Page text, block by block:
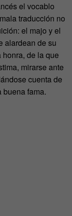
el vocablo
traducción no
el majo y el
alardean de su
de la que
mirarse ante
cuenta de
buena fama.